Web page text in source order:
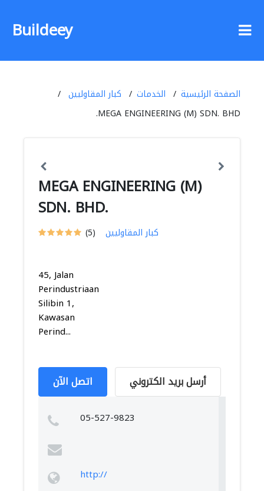
Buildeey
الصفحة الرئيسية الخدمات
كبار المقاوليين
MEGA ENGINEERING (M) SDN. BHD.
MEGA ENGINEERING (M)
SDN. BHD.
(5) كبار المقاوليين
45, Jalan
Perindustriaan
Silibin 1,
Kawasan
Perind...
اتصل الآن أرسل بريد الكتروني
05-527-9823
http://